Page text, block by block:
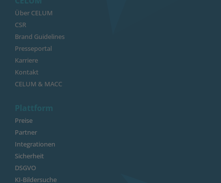
Über CELUM
CSR
Brand Guidelines
Presseportal
Karriere
Kontakt
CELUM & MACC
Plattform
Preise
Partner
Integrationen
Sicherheit
DSGVO
KI-Bildersuche